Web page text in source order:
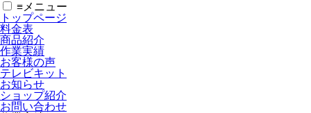
≡ メニュー
トップページ
料金表
商品紹介
作業実績
お客様の声
テレビキット
お知らせ
ショップ紹介
お問い合わせ